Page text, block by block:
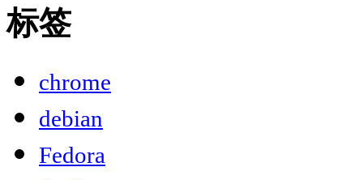
标签
chrome
debian
Fedora